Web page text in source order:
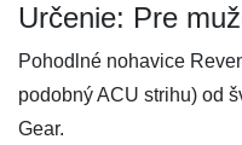
Určenie: Pre
Pohodlné nohavice
podobný ACU strihu) od
Gear.